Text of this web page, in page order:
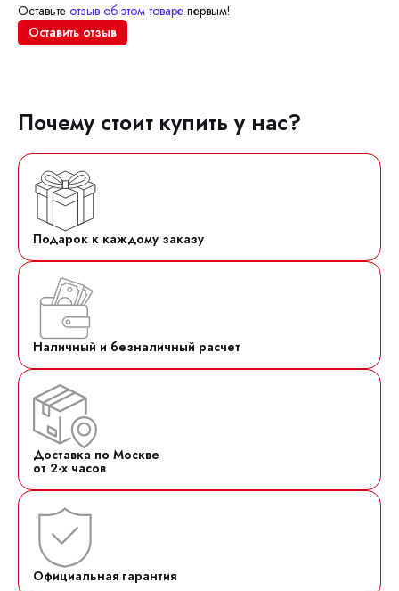
Оставьте отзыв об этом товаре первым!
Оставить отзыв
Почему стоит купить у нас?
Подарок к каждому заказу
Наличный и безналичный расчет
Доставка по Москве
от 2-х часов
Официальная гарантия